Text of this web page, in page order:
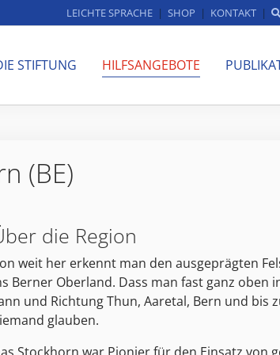
LEICHTE SPRACHE SHOP KONTAKT
STIFTUNG HILFSANGEBOTE
(BE)
die Region
weit her erkennt man den ausgeprägten
Berner Oberland. Dass man fast ganz oben
und Richtung Thun, Aaretal, Bern und bis
glauben.